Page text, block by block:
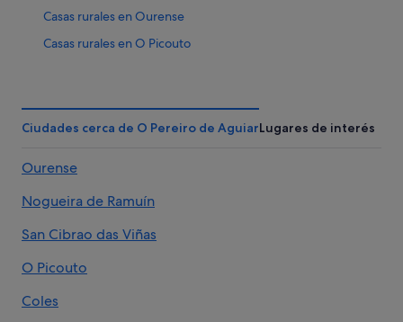
Casas rurales en Ourense
Casas rurales en O Picouto
Casas de huéspedes en O Pereiro de Aguiar
Accor Hotels en Ourense
Hoteles de lujo en Ourense
Cabañas en O Pereiro de Aguiar
Albergues en O Pereiro de Aguiar
Hoteles cerca de Montealegre Club de Golf
Ciudades cerca de O Pereiro de AguiarLugares de interés
Ourense
Nogueira de Ramuín
San Cibrao das Viñas
O Picouto
Coles